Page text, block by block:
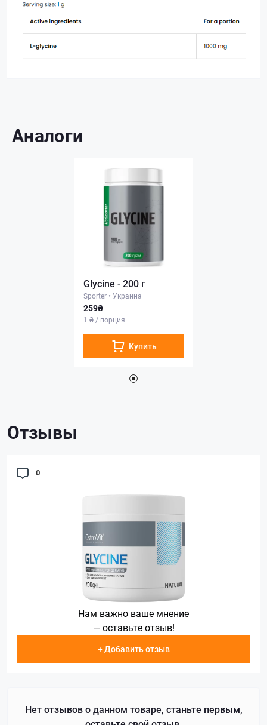
Аналоги
Glycine - 200 г
Sporter • Украина
259₴
1 ₴ / порция
Купить
Отзывы
0
Нам важно ваше мнение
— оставьте отзыв!
+ Добавить отзыв
Нет отзывов о данном товаре, станьте первым,